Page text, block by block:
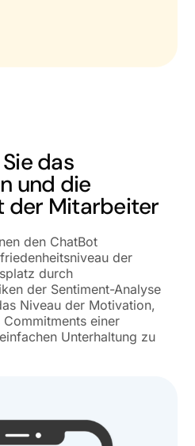
das
und die
der Mitarbeiter
den ChatBot
der
durch
der Sentiment-Analyse
Niveau der Motivation,
Commitments einer
Unterhaltung zu